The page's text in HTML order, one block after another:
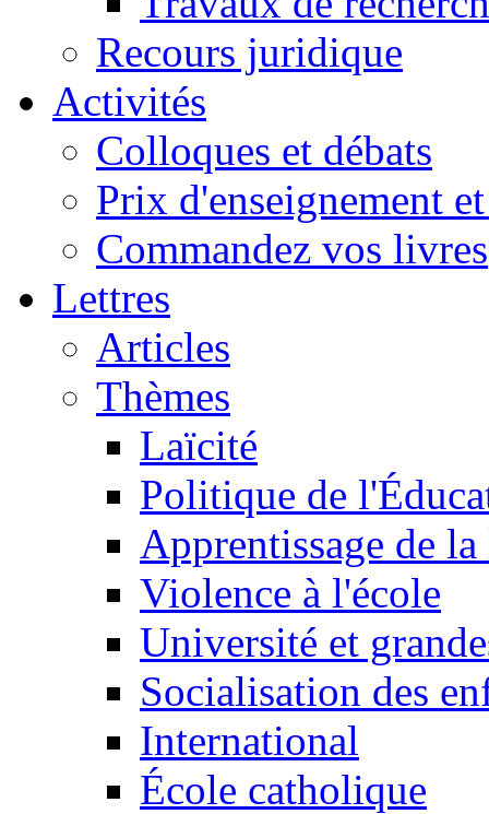
Recours juridique
Activités
Colloques et débats
Prix d'enseignement
Commandez vos livres
Lettres
Articles
Thèmes
Laïcité
Politique de
Apprentissage de
Violence à l'école
Université et
Socialisation des
International
École catholique